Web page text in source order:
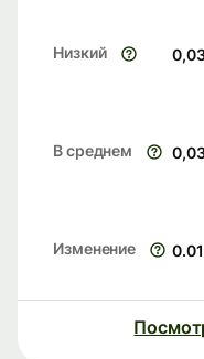
Низкий
В среднем
Изменение 0.01